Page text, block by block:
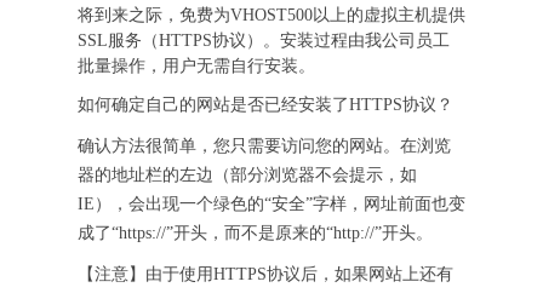
将到来之际，免费为VHOST500以上的虚拟主机提供
SSL服务（HTTPS协议）。安装过程由我公司员工
批量操作，用户无需自行安装。
如何确定自己的网站是否已经安装了HTTPS协议？
确认方法很简单，您只需要访问您的网站。在浏览
器的地址栏的左边（部分浏览器不会提示，如
IE），会出现一个绿色的“安全”字样，网址前面也变
成了“https://”开头，而不是原来的“http://”开头。
【注意】由于使用HTTPS协议后，如果网站上还有